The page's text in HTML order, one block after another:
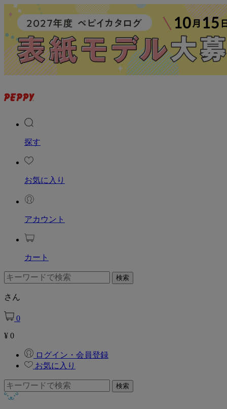
探す
お気に入り
アカウント
カート
さん
0
¥ 0
ログイン・会員登録
お気に入り